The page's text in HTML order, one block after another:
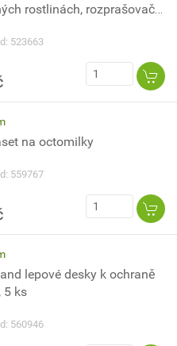
rostlinách, rozprašovač,
523663
na octomilky
559767
lepové desky k ochraně
5 ks
560946